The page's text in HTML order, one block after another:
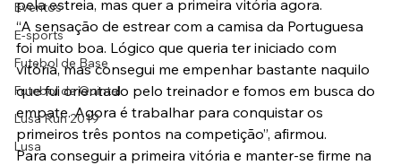
Eventos
E-sports
Futebol de Base
Futebol de Quintal
Lusa Run 2019
Lusa
pela estreia, mas quer a primeira vitória agora.
“A sensação de estrear com a camisa da Portuguesa
foi muito boa. Lógico que queria ter iniciado com
vitória, mas consegui me empenhar bastante naquilo
que fui orientado pelo treinador e fomos em busca do
empate. Agora é trabalhar para conquistar os
primeiros três pontos na competição”, afirmou.
Para conseguir a primeira vitória e manter-se firme na